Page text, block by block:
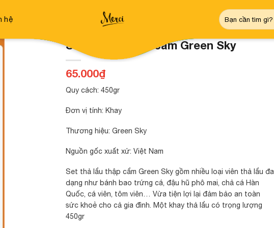
hệ
Tìm
kiếm:
Set thả lẩu thập cẩm Green Sky
65.000₫
Quy cách: 450gr
Đơn vị tính: Khay
Thương hiệu: Green Sky
Nguồn gốc xuất xứ: Việt Nam
Set thả lẩu thập cẩm Green Sky gồm nhiều loại viên thả lẩu đa
dạng như bánh bao trứng cá, đậu hũ phô mai, chả cá Hàn
Quốc, cá viên, tôm viên… Vừa tiện lợi lại đảm bảo an toàn
sức khoẻ cho cả gia đình. Một khay thả lẩu có trọng lượng
450gr